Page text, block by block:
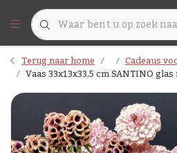
Terug naar home Cadeaus
Vaas 33x13x33,5 cm SANTINO